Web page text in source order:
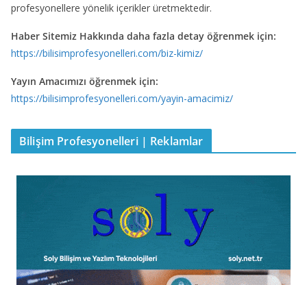
profesyonellere yönelik içerikler üretmektedir.
Haber Sitemiz Hakkında daha fazla detay öğrenmek için:
https://bilisimprofesyonelleri.com/biz-kimiz/
Yayın Amacımızı öğrenmek için:
https://bilisimprofesyonelleri.com/yayin-amacimiz/
Bilişim Profesyonelleri | Reklamlar